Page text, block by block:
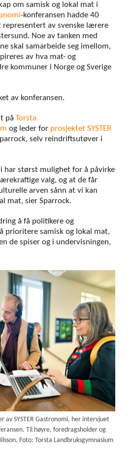
om samisk og lokal mat i
-konferansen hadde 40
representert av svenske lærere
Noe av tanken med
skal samarbeide seg imellom,
av hva mat- og
kommuner i Norge og Sverige
av konferansen.
påTorsta
og leder for prosjektet SYSTER
selv reindriftsutøver i
har størst mulighet for å påvirke
valg, og at de får
arven sånn at vi kan
mat, sier Sparrock.
å få politikere og
prioritere samisk og lokal mat,
de spiser og i undervisningen,
av SYSTER Gastronomi, her intervjuet
Til høyre, foredragsholder og
Foto: Torsta Landbruksgymnasium